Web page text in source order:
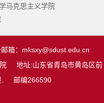
马克思主义学院
箱： mksxy@sdust.edu.cn
地址:山东省青岛市黄岛区前
. 邮编266590